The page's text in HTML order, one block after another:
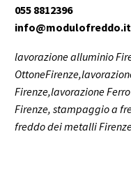
055 8812396
info@modulofreddo.it
lavorazione alluminio
Firenze,lavorazione
Firenze, stampaggio a
freddo dei metalli